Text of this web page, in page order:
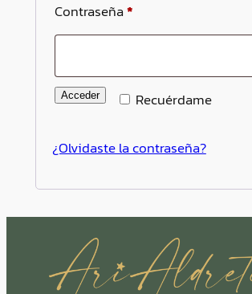
Contraseña *Obligatorio
Recuérdame
Acceder
¿Olvidaste la contraseña?